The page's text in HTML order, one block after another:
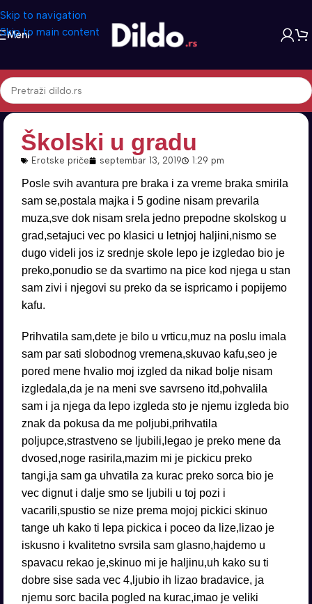
Skip to navigation
Skip to main content
Meni
Školski u gradu
Erotske priče septembar 13, 2019 1:29 pm
Posle svih avantura pre braka i za vreme braka smirila
sam se,postala majka i 5 godine nisam prevarila
muza,sve dok nisam srela jedno prepodne skolskog u
grad,setajuci vec po klasici u letnjoj haljini,nismo se
dugo videli jos iz srednje skole lepo je izgledao bio je
preko,ponudio se da svartimo na pice kod njega u stan
sam zivi i njegovi su preko da se ispricamo i popijemo
kafu.
Prihvatila sam,dete je bilo u vrticu,muz na poslu imala
sam par sati slobodnog vremena,skuvao kafu,seo je
pored mene hvalio moj izgled da nikad bolje nisam
izgledala,da je na meni sve savrseno itd,pohvalila
sam i ja njega da lepo izgleda sto je njemu izgleda bio
znak da pokusa da me poljubi,prihvatila
poljupce,strastveno se ljubili,legao je preko mene da
dvosed,noge rasirila,mazim mi je pickicu preko
tangi,ja sam ga uhvatila za kurac preko sorca bio je
vec dignut i dalje smo se ljubili u toj pozi i
vacarili,spustio se nize prema mojoj pickici skinuo
tange uh kako ti lepa pickica i poceo da lize,lizao je
iskusno i kvalitetno svrsila sam glasno,hajdemo u
spavacu rekao je,skinuo mi je haljinu,uh kako su ti
dobre sise sada vec 4,ljubio ih lizao bradavice, ja
njemu sorc bacila pogled na kurac,imao je veliki